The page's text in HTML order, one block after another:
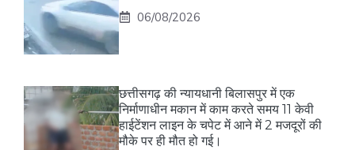
06/08/2026
छत्तीसगढ़ की न्यायधानी बिलासपुर में एक
निर्माणाधीन मकान में काम करते समय 11 केवी
हाईटेंशन लाइन के चपेट में आने में 2 मजदूरों की
मौके पर ही मौत हो गई।